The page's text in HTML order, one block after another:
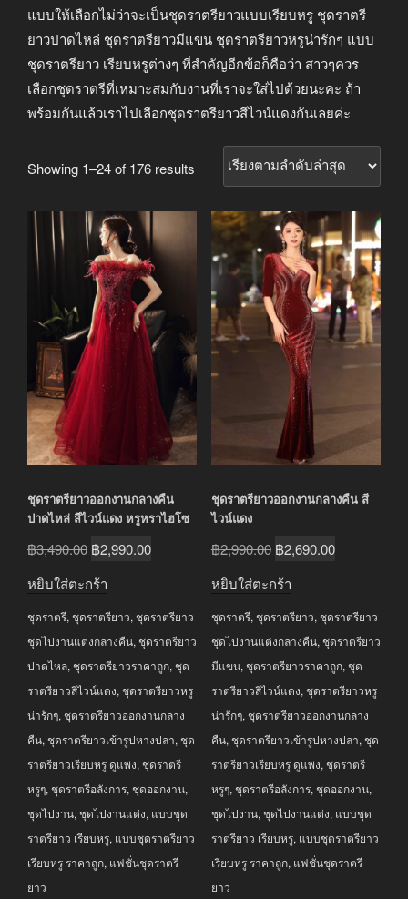
แบบให้เลือกไม่ว่าจะเป็นชุดราตรียาวแบบเรียบหรู ชุดราตรี
ยาวปาดไหล่ ชุดราตรียาวมีแขน ชุดราตรียาวหรูน่ารักๆ แบบ
ชุดราตรียาว เรียบหรูต่างๆ ที่สำคัญอีกข้อก็คือว่า สาวๆควร
เลือกชุดราตรีที่เหมาะสมกับงานที่เราจะใส่ไปด้วยนะคะ ถ้า
พร้อมกันแล้วเราไปเลือกชุดราตรียาวสีไวน์แดงกันเลยค่ะ
Showing 1–24 of 176 results Sorted
latest
ชุดราตรียาวออกงานกลางคืน
ปาดไหล่ สีไวน์แดง หรูหราไฮโซ
฿3,490.00 Original
฿3,490.00.
฿2,990.00Current
฿2,990.00.
หยิบใส่ตะกร้า
ชุดราตรี, ชุดราตรียาว, ชุดราตรียาว
ชุดไปงานแต่งกลางคืน, ชุดราตรียาว
ปาดไหล่, ชุดราตรียาวราคาถูก, ชุด
ราตรียาวสีไวน์แดง, ชุดราตรียาวหรู
น่ารักๆ, ชุดราตรียาวออกงานกลาง
คืน, ชุดราตรียาวเข้ารูปหางปลา, ชุด
ราตรียาวเรียบหรู ดูแพง, ชุดราตรี
หรูๆ, ชุดราตรีอลังการ, ชุดออกงาน,
ชุดไปงาน, ชุดไปงานแต่ง, แบบชุด
ราตรียาว เรียบหรู, แบบชุดราตรียาว
เรียบหรู ราคาถูก, แฟชั่นชุดราตรี
ยาว
ชุดราตรียาวออกงานกลางคืน สี
ไวน์แดง
฿2,990.00 Original
฿2,990.00.
฿2,690.00Current
฿2,690.00.
หยิบใส่ตะกร้า
ชุดราตรี, ชุดราตรียาว, ชุดราตรียาว
ชุดไปงานแต่งกลางคืน, ชุดราตรียาว
มีแขน, ชุดราตรียาวราคาถูก, ชุด
ราตรียาวสีไวน์แดง, ชุดราตรียาวหรู
น่ารักๆ, ชุดราตรียาวออกงานกลาง
คืน, ชุดราตรียาวเข้ารูปหางปลา, ชุด
ราตรียาวเรียบหรู ดูแพง, ชุดราตรี
หรูๆ, ชุดราตรีอลังการ, ชุดออกงาน,
ชุดไปงาน, ชุดไปงานแต่ง, แบบชุด
ราตรียาว เรียบหรู, แบบชุดราตรียาว
เรียบหรู ราคาถูก, แฟชั่นชุดราตรี
ยาว